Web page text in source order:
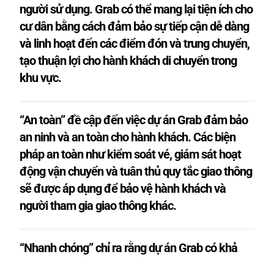
người sử dụng. Grab có thể mang lại tiện ích cho
cư dân bằng cách đảm bảo sự tiếp cận dễ dàng
và linh hoạt đến các điểm đón và trung chuyển,
tạo thuận lợi cho hành khách di chuyển trong
khu vực.
“An toàn” đề cập đến việc dự án Grab đảm bảo
an ninh và an toàn cho hành khách. Các biện
pháp an toàn như kiểm soát vé, giám sát hoạt
động vận chuyển và tuân thủ quy tắc giao thông
sẽ được áp dụng để bảo vệ hành khách và
người tham gia giao thông khác.
“Nhanh chóng” chỉ ra rằng dự án Grab có khả